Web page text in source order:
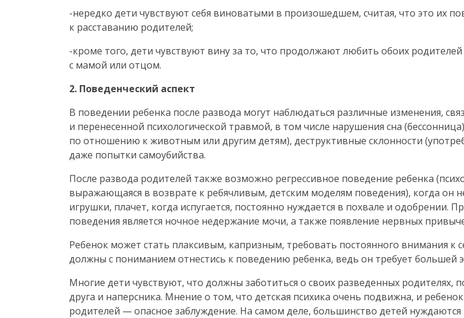
-нередко дети чувствуют себя виноватыми в произошедшем, считая, что это их
к расставанию родителей;
-кроме того, дети чувствуют вину за то, что продолжают любить обоих
с мамой или отцом.
2. Поведенческий аспект
В поведении ребенка после развода могут наблюдаться различные изменения,
и перенесенной психологической травмой, в том числе нарушения сна
по отношению к животным или другим детям), деструктивные склонности
даже попытки самоубийства.
После развода родителей также возможно регрессивное поведение ребенка
выражающаяся в возврате к ребячливым, детским моделям поведения), когда он
игрушки, плачет, когда испугается, постоянно нуждается в похвале и одобрении.
поведения является ночное недержание мочи, а также появление нервных
Ребенок может стать плаксивым, капризным, требовать постоянного внимания к
должны с пониманием отнестись к поведению ребенка, ведь он требует большей
Многие дети чувствуют, что должны заботиться о своих разведенных родителях,
друга и наперсника. Мнение о том, что детская психика очень подвижна, и
родителей — опасное заблуждение. На самом деле, большинство детей